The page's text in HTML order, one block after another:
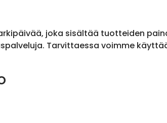
joka sisältää tuotteiden
Tarvittaessa voimme